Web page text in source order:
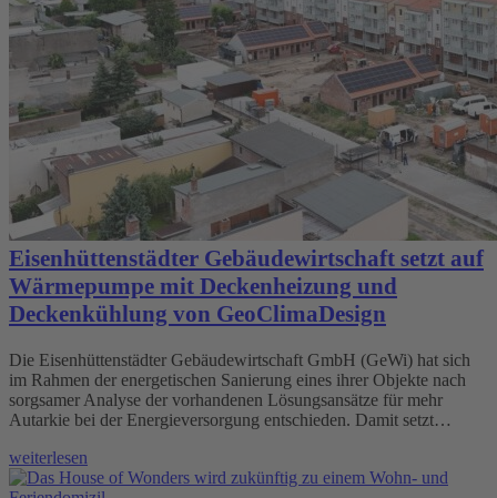
Eisenhüttenstädter Gebäudewirtschaft setzt auf
Wärmepumpe mit Deckenheizung und
Deckenkühlung von GeoClimaDesign
Die Eisenhüttenstädter Gebäudewirtschaft GmbH (GeWi) hat sich
im Rahmen der energetischen Sanierung eines ihrer Objekte nach
sorgsamer Analyse der vorhandenen Lösungsansätze für mehr
Autarkie bei der Energieversorgung entschieden. Damit setzt…
weiterlesen